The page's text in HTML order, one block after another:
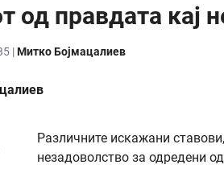
од правдата кај
|Митко Бојмацалиев
Различните искажани
незадоволство за одредени